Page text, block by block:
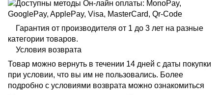
Гарантия от производителя от 1 до 3 лет на разные
категории товаров.
Условия возврата
Товар можно вернуть в течении 14 дней с даты покупки
при условии, что вы им не пользовались. Более
подробно с условиями возврата можно ознакомиться